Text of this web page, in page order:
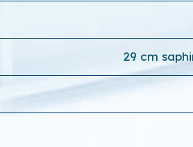
29 cm